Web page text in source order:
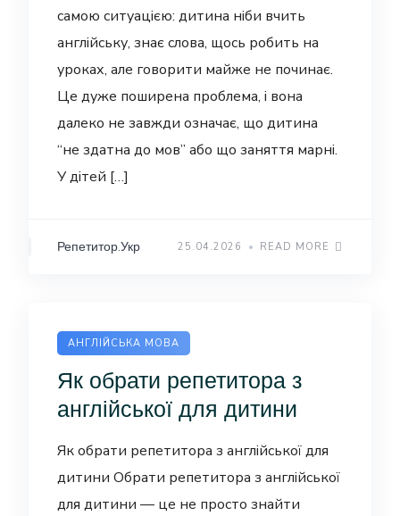
самою ситуацією: дитина ніби вчить
англійську, знає слова, щось робить на
уроках, але говорити майже не починає.
Це дуже поширена проблема, і вона
далеко не завжди означає, що дитина
“не здатна до мов” або що заняття марні.
У дітей […]
Репетитор.Укр 25.04.2026 READ MORE
АНГЛІЙСЬКА МОВА
Як обрати репетитора з
англійської для дитини
Як обрати репетитора з англійської для
дитини Обрати репетитора з англійської
для дитини — це не просто знайти